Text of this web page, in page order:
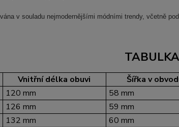
v souladu nejmodernějšími módními trendy, včetně
Vnitřní délka obuvi Šířka v
120 mm 58 mm
126 mm 59 mm
132 mm 60 mm